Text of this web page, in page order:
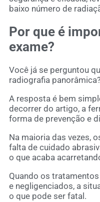
baixo número de
Por que é
exame?
Você já se perguntou
radiografia
A resposta é bem
decorrer do artigo, a
forma de prevenção e
Na maioria das vezes,
falta de cuidado
o que acaba
Quando os
e negligenciados, a
o que pode ser fatal.